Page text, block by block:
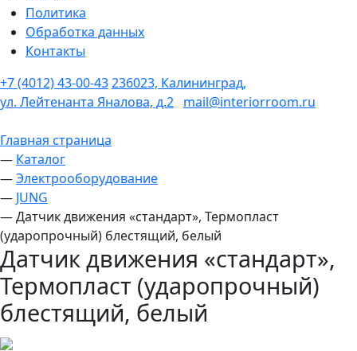
Политика
Обработка данных
Контакты
+7 (4012) 43-00-43236023, Калининград,
ул. Лейтенанта Яналова, д.2 mail@interiorroom.ru
Главная страница
— Каталог
—Электрооборудование
— JUNG
—Датчик движения «стандарт», Термопласт
(ударопрочный) блестящий, белый
Датчик движения «стандарт»,
Термопласт (ударопрочный)
блестящий, белый